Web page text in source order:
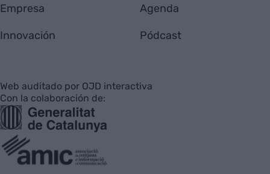
Empresa
Innovación
Agenda
Pódcast
Web auditado por OJD interactiva
Con la colaboración de: